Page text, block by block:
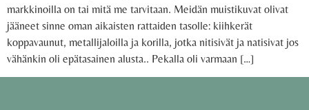
markkinoilla on tai mitä me tarvitaan. Meidän muistikuvat olivat
jääneet sinne oman aikaisten rattaiden tasolle: kiihkerät
koppavaunut, metallijaloilla ja korilla, jotka nitisivät ja natisivat jos
vähänkin oli epätasainen alusta.. Pekalla oli varmaan […]